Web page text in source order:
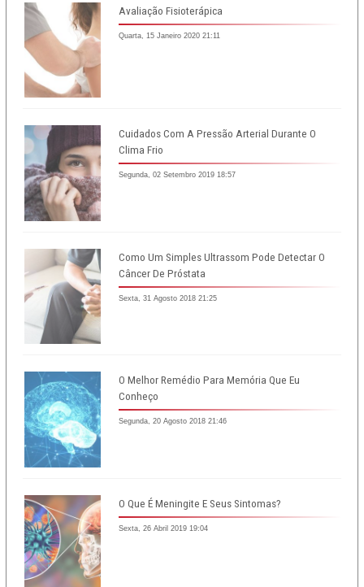
Avaliação Fisioterápica
Quarta, 15 Janeiro 2020 21:11
Cuidados Com A Pressão Arterial Durante O
Clima Frio
Segunda, 02 Setembro 2019 18:57
Como Um Simples Ultrassom Pode Detectar O
Câncer De Próstata
Sexta, 31 Agosto 2018 21:25
O Melhor Remédio Para Memória Que Eu
Conheço
Segunda, 20 Agosto 2018 21:46
O Que É Meningite E Seus Sintomas?
Sexta, 26 Abril 2019 19:04